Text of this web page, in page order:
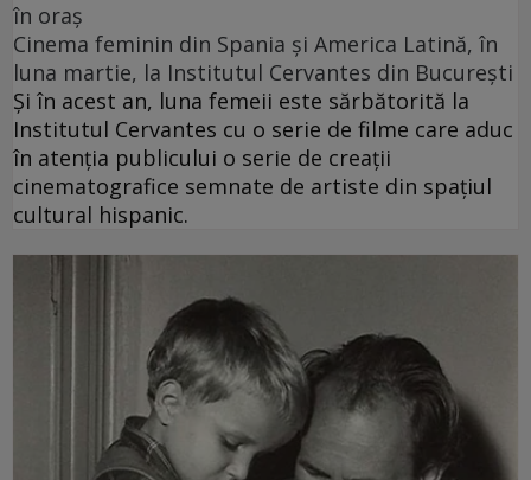
în oraș
Cinema feminin din Spania și America Latină, în
luna martie, la Institutul Cervantes din București
Și în acest an, luna femeii este sărbătorită la
Institutul Cervantes cu o serie de filme care aduc
în atenția publicului o serie de creații
cinematografice semnate de artiste din spațiul
cultural hispanic.